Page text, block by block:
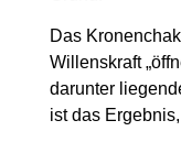
Das
Willenskraft
darunter
ist das